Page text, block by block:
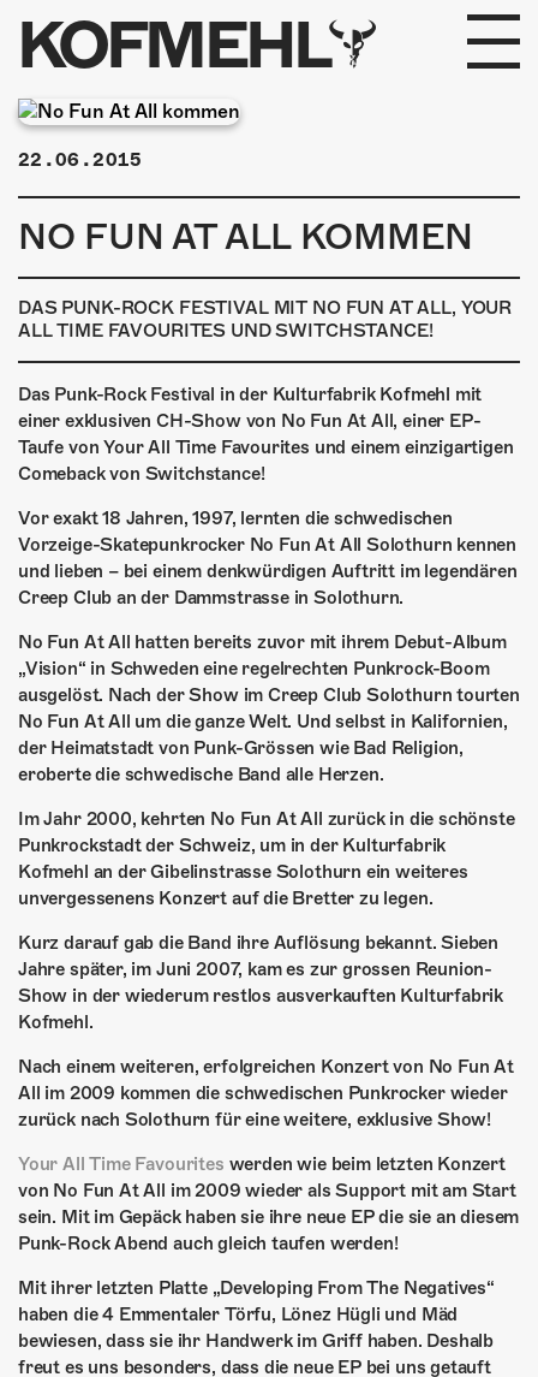
KOFMEHL
PROGRAMM
FABRIKGEFLÜSTER
GALERIE
FOTOGALERIE
PHOTOMAT
INFOS
KONTAKT
ÜBER UNS
GÖNNEREI
SHOP
MITMACHEN
22.06.2015
NO FUN AT ALL KOMMEN
DAS PUNK-ROCK FESTIVAL MIT NO FUN AT ALL, YOUR
ALL TIME FAVOURITES UND SWITCHSTANCE!
Das Punk-Rock Festival in der Kulturfabrik Kofmehl mit
einer exklusiven CH-Show von No Fun At All, einer EP-
Taufe von Your All Time Favourites und einem einzigartigen
Comeback von Switchstance!
Vor exakt 18 Jahren, 1997, lernten die schwedischen
Vorzeige-Skatepunkrocker No Fun At All Solothurn kennen
und lieben – bei einem denkwürdigen Auftritt im legendären
Creep Club an der Dammstrasse in Solothurn.
No Fun At All hatten bereits zuvor mit ihrem Debut-Album
„Vision“ in Schweden eine regelrechten Punkrock-Boom
ausgelöst. Nach der Show im Creep Club Solothurn tourten
No Fun At All um die ganze Welt. Und selbst in Kalifornien,
der Heimatstadt von Punk-Grössen wie Bad Religion,
eroberte die schwedische Band alle Herzen.
Im Jahr 2000, kehrten No Fun At All zurück in die schönste
Punkrockstadt der Schweiz, um in der Kulturfabrik
Kofmehl an der Gibelinstrasse Solothurn ein weiteres
unvergessenens Konzert auf die Bretter zu legen.
Kurz darauf gab die Band ihre Auflösung bekannt. Sieben
Jahre später, im Juni 2007, kam es zur grossen Reunion-
Show in der wiederum restlos ausverkauften Kulturfabrik
Kofmehl.
Nach einem weiteren, erfolgreichen Konzert von No Fun At
All im 2009 kommen die schwedischen Punkrocker wieder
zurück nach Solothurn für eine weitere, exklusive Show!
Your All Time Favourites werden wie beim letzten Konzert
von No Fun At All im 2009 wieder als Support mit am Start
sein. Mit im Gepäck haben sie ihre neue EP die sie an diesem
Punk-Rock Abend auch gleich taufen werden!
Mit ihrer letzten Platte „Developing From The Negatives“
haben die 4 Emmentaler Törfu, Lönez Hügli und Mäd
bewiesen, dass sie ihr Handwerk im Griff haben. Deshalb
freut es uns besonders, dass die neue EP bei uns getauft